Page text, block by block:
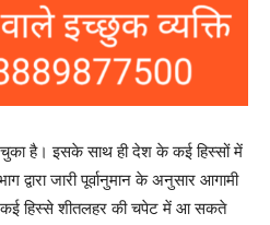
चुका है। इसके साथ ही देश के कई हिस्सों में
द्वारा जारी पूर्वानुमान के अनुसार आगामी
कई हिस्से शीतलहर की चपेट में आ सकते